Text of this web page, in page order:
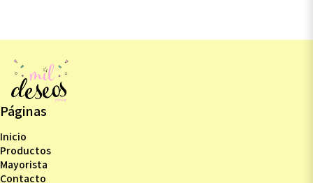
Páginas
Inicio
Productos
Mayorista
Contacto